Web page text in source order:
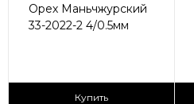
Орех Маньчжурский
33-2022-2 4/0.5мм
2
Купить